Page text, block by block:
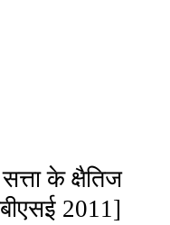
के क्षैतिज
2011]